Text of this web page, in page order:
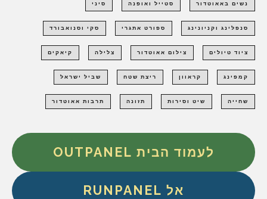
נשים באאוטדור סטייל ואופנה סיני
סנפלינג וקניונינג ספורט אתגרי סקי וסנואבורד
ציוד טיולים צילום אאוטדור צלילה קיאקים
קמפינג קראוון ריצת שטח שביל ישראל
שחייה שיט וסירות תזונה תרבות אאוטדור
לעמוד הבית OUTPANEL
אל RUNPANEL